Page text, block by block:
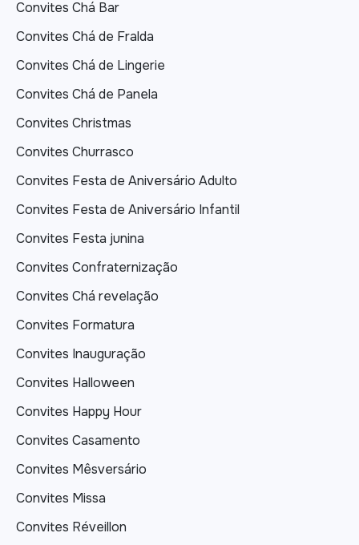
Convites Chá Bar
Convites Chá de Fralda
Convites Chá de Lingerie
Convites Chá de Panela
Convites Christmas
Convites Churrasco
Convites Festa de Aniversário Adulto
Convites Festa de Aniversário Infantil
Convites Festa junina
Convites Confraternização
Convites Chá revelação
Convites Formatura
Convites Inauguração
Convites Halloween
Convites Happy Hour
Convites Casamento
Convites Mêsversário
Convites Missa
Convites Réveillon